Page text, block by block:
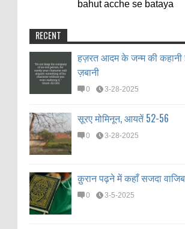
bahut acche se bataya
RECENT
हज़रत आदम के जन्म की कहानी
ज़बानी
0 3-28-2025
सूरए मोमिनून, आयतें 52-56
0 3-28-2025
क़ुरान पढ़ने में कहाँ सजदा
0 3-5-2025